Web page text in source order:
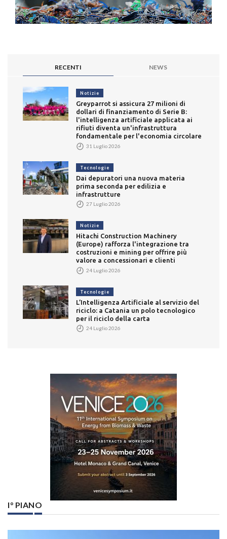
RECENTI NEWS
Notizie
Greyparrot si assicura 27 milioni di
dollari di finanziamento di Serie B:
l'intelligenza artificiale applicata ai
rifiuti diventa un'infrastruttura
fondamentale per l'economia circolare
31 Luglio 2026
Tecnologie
Dai depuratori una nuova materia
prima seconda per edilizia e
infrastrutture
27 Luglio 2026
Notizie
Hitachi Construction Machinery
(Europe) rafforza l'integrazione tra
costruzioni e mining per offrire più
valore a concessionari e clienti
24 Luglio 2026
Tecnologie
L’Intelligenza Artificiale al servizio del
riciclo: a Catania un polo tecnologico
per il riciclo della carta
24 Luglio 2026
I° PIANO